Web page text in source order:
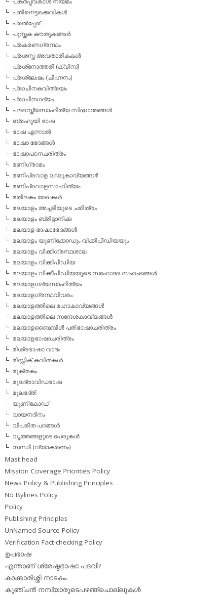
പതിനെട്ടരക്കവികള്‍
പരല്‍പ്പേര്
പുസ്തക കൗതുകങ്ങള്‍
പ്രകരണഗ്രന്ഥം
പ്രശസ്ത അവതാരികകള്‍
പ്രശ്‌നോത്തരി (ക്വിസ്)
പ്രശ്ലേഷം (ചിഹ്നനം)
പ്രാചീനകവിത്രയം
പ്രാചീനഗദ്യം
പൗരസ്ത്യസാഹിത്യ സിദ്ധാന്തങ്ങള്‍
ബ്രഹൂയി ഭാഷ
ഭാഷ എന്നാല്‍
ഭാഷാ ഭേദങ്ങള്‍
ഭാഷാപഠനചരിത്രം
മണിഗ്രാമം
മണിപ്രവാള ലഘുകാവ്യങ്ങള്‍
മണിപ്രവാളസാഹിത്യം
മതിലകം രേഖകള്‍
മലയാളം അച്ചടിയുടെ ചരിത്രം
മലയാളം ബ്രിട്ടാനിക്ക
മലയാള ഭാഷാഭേദങ്ങള്‍
മലയാളം യൂണിക്കോഡും വിക്കീപീഡിയയും
മലയാളം വിക്കിഗ്രന്ഥശാല
മലയാളം വിക്കിപീഡിയ
മലയാളം വിക്കീപീഡിയയുടെ സഹോദര സംരംഭങ്ങള്‍
മലയാളഗദ്യസാഹിത്യം
മലയാളഗ്രന്ഥവിവരം
മലയാളത്തിലെ മഹാകാവ്യങ്ങള്‍
മലയാളത്തിലെ സന്ദേശകാവ്യങ്ങള്‍
മലയാളബൈബിള്‍ പരിഭാഷാചരിത്രം
മലയാളഭാഷാചരിത്രം
മിശ്രഭാഷാ വാദം
മിസ്റ്റിക് കവിതകള്‍
മുക്തകം
മൂലദ്രാവിഡഭാഷ
മൂലഭദ്രി
യൂണികോഡ്
വായനദിനം
വിപരീത പദങ്ങള്‍
വൃത്തങ്ങളുടെ പേരുകള്‍
സന്ധി (വ്യാകരണം)
Mast head
Mission Coverage Priorities Policy
News Policy & Publishing Principles
No Bylines Policy
Policy
Publishing Principles
UnNamed Source Policy
Verification Fact-checking Policy
ഉപഭാഷ
എന്താണ് ശ്രേഷ്ഠഭാഷാ പദവി?
കാക്കാരിശ്ശി നാടകം
കുഞ്ചന്‍ നമ്പ്യാരുടെപഴഞ്ചൊല്ലുകള്‍